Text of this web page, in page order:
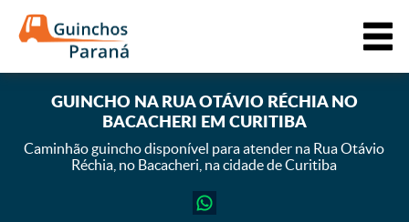
GUINCHONA RUA OTÁVIO RÉCHIA NO
BACACHERI EM CURITIBA
Caminhão guincho disponível para atender na Rua Otávio
Réchia, no Bacacheri, na cidade de Curitiba